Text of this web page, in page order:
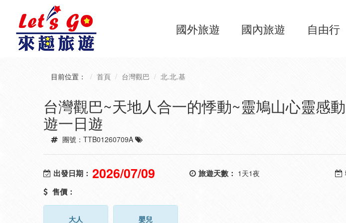
國外旅遊 國內旅遊 自由行
目前位置： 首頁 台灣觀巴 北.北.基
台灣觀巴~天地人合一的悸動~靈鳩山心靈感
遊一日遊
團號：TTB01260709A
出發日期： 2026/07/09 旅遊天數： 1天1夜
售價：
大人 嬰兒